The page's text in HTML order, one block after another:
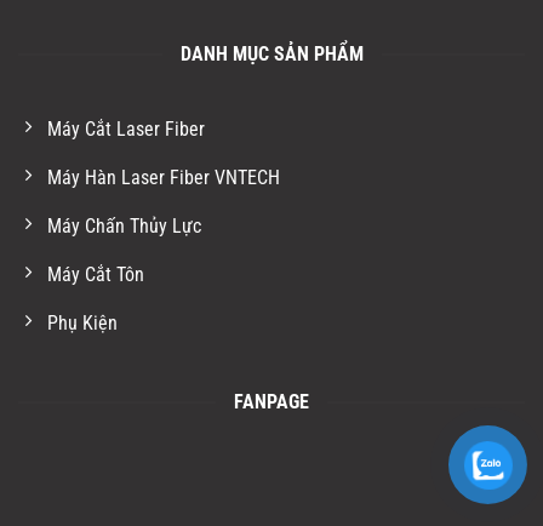
DANH MỤC SẢN PHẨM
Máy Cắt Laser Fiber
Máy Hàn Laser Fiber VNTECH
Máy Chấn Thủy Lực
Máy Cắt Tôn
Phụ Kiện
FANPAGE